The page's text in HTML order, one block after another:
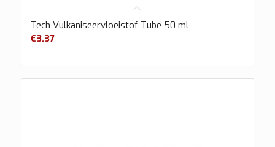
Tech Vulkaniseervloeistof Tube 50 ml
€3.37